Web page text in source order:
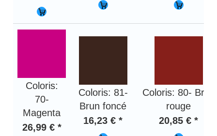
Coloris:
70-
Magenta
26,99 € *
Coloris: 81-
Brun foncé
16,23 € *
Coloris: 80- Brun
rouge
20,85 € *